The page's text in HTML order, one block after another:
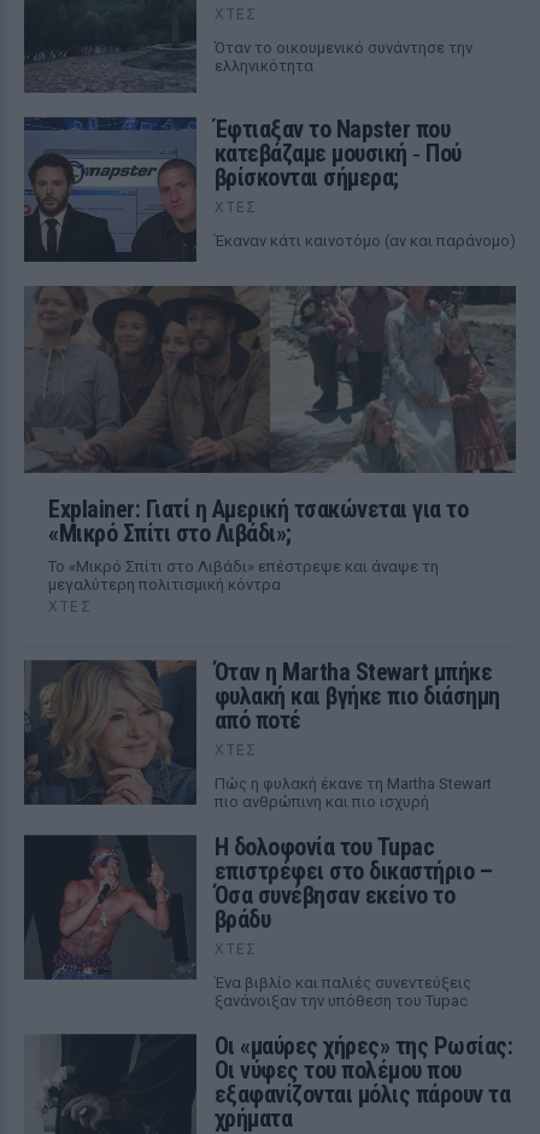
ΧΤΕΣ
Όταν το οικουμενικό συνάντησε την
ελληνικότητα
Έφτιαξαν το Napster που
κατεβάζαμε μουσική ‑ Πού
βρίσκονται σήμερα;
ΧΤΕΣ
Έκαναν κάτι καινοτόμο (αν και παράνομο)
Explainer: Γιατί η Αμερική τσακώνεται για το
«Μικρό Σπίτι στο Λιβάδι»;
Το «Μικρό Σπίτι στο Λιβάδι» επέστρεψε και άναψε τη
μεγαλύτερη πολιτισμική κόντρα
ΧΤΕΣ
Όταν η Martha Stewart μπήκε
φυλακή και βγήκε πιο διάσημη
από ποτέ
ΧΤΕΣ
Πώς η φυλακή έκανε τη Martha Stewart
πιο ανθρώπινη και πιο ισχυρή
Η δολοφονία του Tupac
επιστρέφει στο δικαστήριο –
Όσα συνέβησαν εκείνο το
βράδυ
ΧΤΕΣ
Ένα βιβλίο και παλιές συνεντεύξεις
ξανάνοιξαν την υπόθεση του Tupac
Οι «μαύρες χήρες» της Ρωσίας:
Οι νύφες του πολέμου που
εξαφανίζονται μόλις πάρουν τα
χρήματα